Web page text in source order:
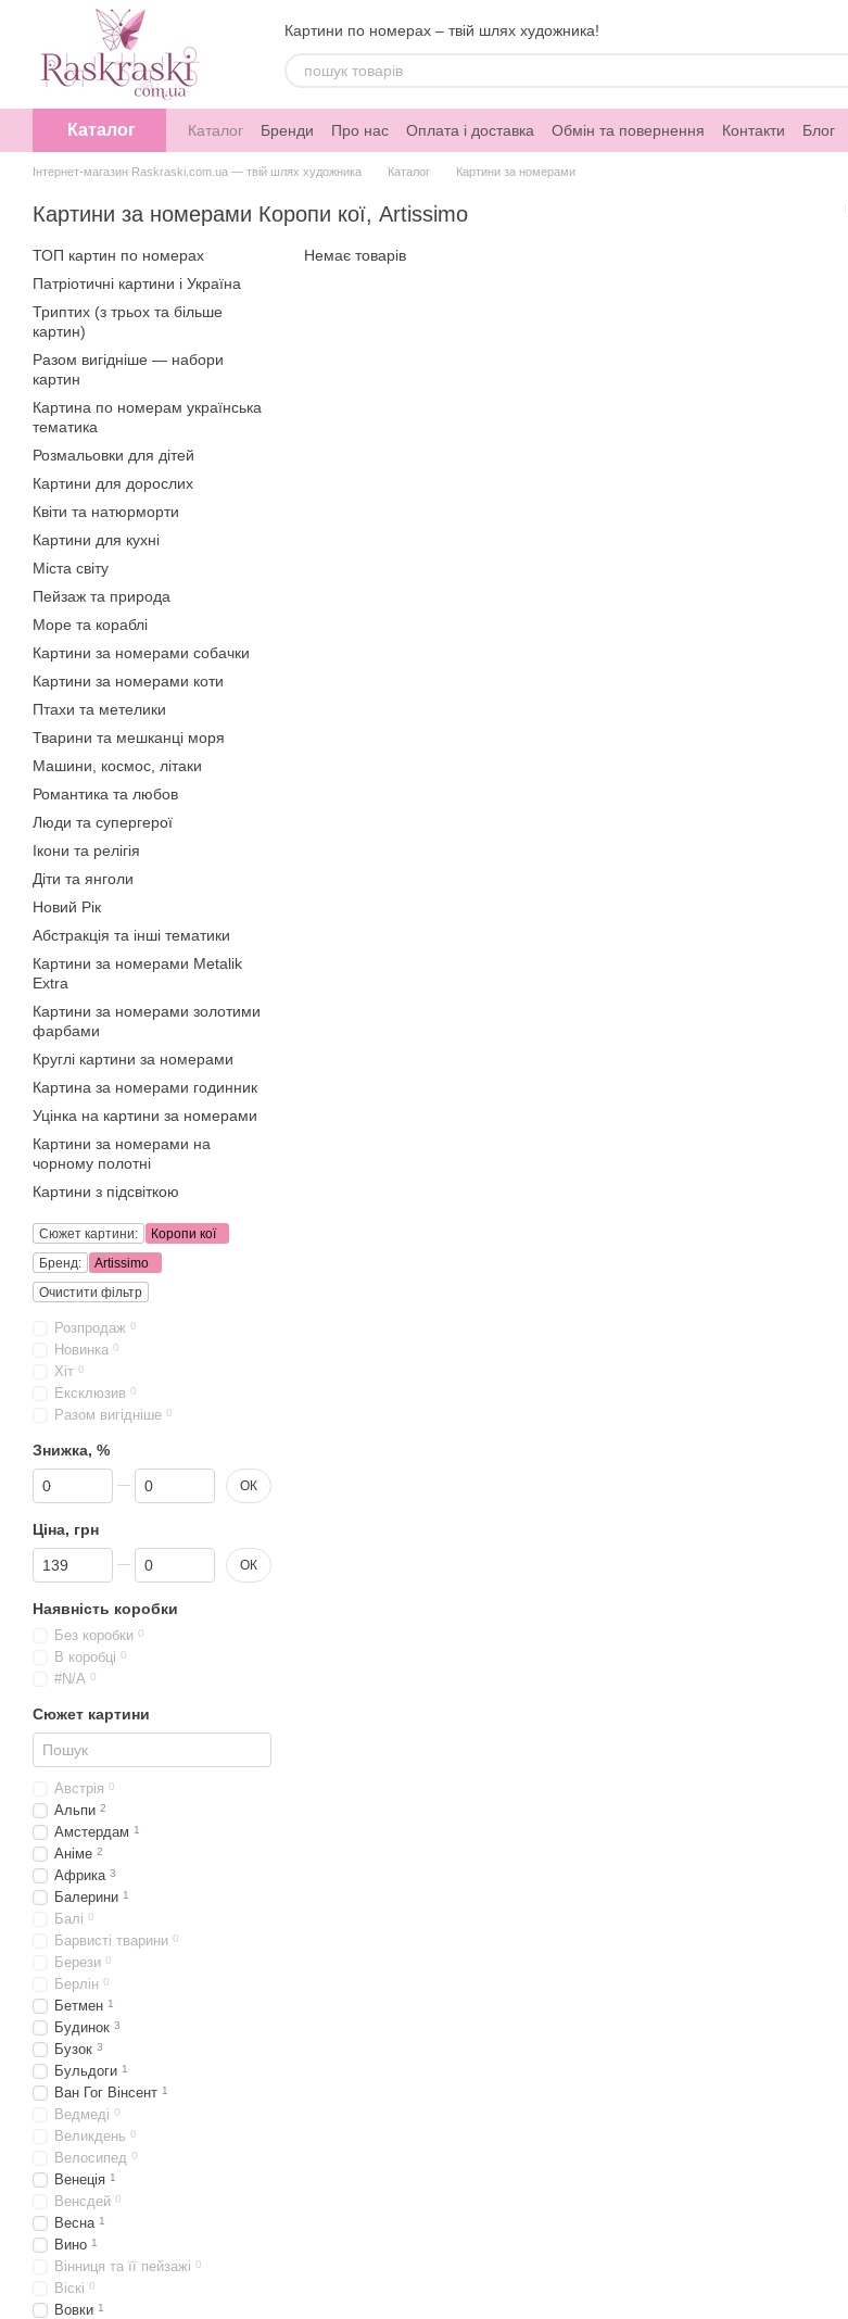
Перейти до основного контенту
Картини по номерах – твій шлях художника!
Каталог Каталог Бренди Про нас Оплата і доставка Обмін та повернення Контакти Блог
Інтернет-магазин Raskraski.com.ua — твій шлях художника Каталог Картини за номерами
Картини за номерами Коропи кої, Artissimo
Немає товарів
ТОП картин по номерах
Патріотичні картини і Україна
Триптих (з трьох та більше
картин)
Разом вигідніше — набори
картин
Картина по номерам українська
тематика
Розмальовки для дітей
Картини для дорослих
Квіти та натюрморти
Картини для кухні
Міста світу
Пейзаж та природа
Море та кораблі
Картини за номерами собачки
Картини за номерами коти
Птахи та метелики
Тварини та мешканці моря
Машини, космос, літаки
Романтика та любов
Люди та супергерої
Ікони та релігія
Діти та янголи
Новий Рік
Абстракція та інші тематики
Картини за номерами Metalik
Extra
Картини за номерами золотими
фарбами
Круглі картини за номерами
Картина за номерами годинник
Уцінка на картини за номерами
Картини за номерами на
чорному полотні
Картини з підсвіткою
Сюжет картини:
Коропи кої
Бренд:
Artissimo
Очистити фільтр
Розпродаж 0
Новинка 0
Хіт 0
Ексклюзив 0
Разом вигідніше 0
Знижка, %
Від Знижка, %
До Знижка, % ОК
Ціна, грн
Від Ціна, грн
До Ціна, грн ОК
Наявність коробки
Без коробки 0
В коробці 0
#N/A 0
Сюжет картини
Австрія 0
Альпи 2
Амстердам 1
Аніме 2
Африка 3
Балерини 1
Балі 0
Барвисті тварини 0
Берези 0
Берлін 0
Бетмен 1
Будинок 3
Бузок 3
Бульдоги 1
Ван Гог Вінсент 1
Ведмеді 0
Великдень 0
Велосипед 0
Венеція 1
Венсдей 0
Весна 1
Вино 1
Вінниця та її пейзажі 0
Віскі 0
Вовки 1